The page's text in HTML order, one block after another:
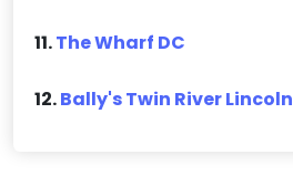
11.The Wharf DC
12.Bally's Twin River Lincoln